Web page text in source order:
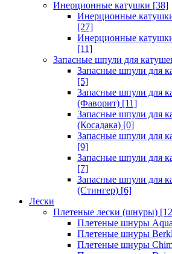
Инерционные катушки [38]
Инерционные
[27]
Инерционные
[11]
Запасные шпули для
Запасные шпули для
[5]
Запасные шпули для
(Фаворит) [11]
Запасные шпули для
(Косадака) [0]
Запасные шпули для
[9]
Запасные шпули для
[7]
Запасные шпули для
(Стингер) [6]
Лески
Плетеные лески (шнуры)
Плетеные шнуры
Плетеные шнуры
Плетеные шнуры